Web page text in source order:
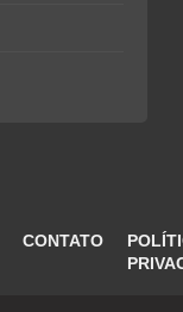
CONTATO